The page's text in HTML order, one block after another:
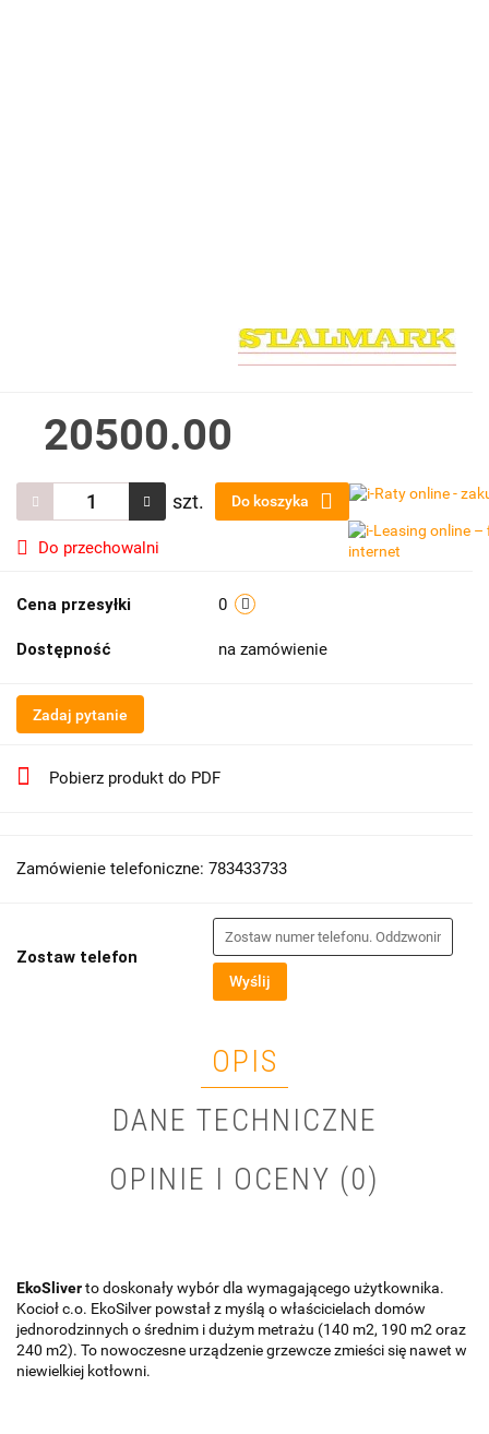
20500.00
szt. Do koszyka
Do przechowalni
Cena przesyłki 0
Dostępność na zamówienie
Zadaj pytanie
Pobierz produkt do PDF
Zamówienie telefoniczne: 783433733
Zostaw telefon
Wyślij
OPIS
DANE TECHNICZNE
OPINIE I OCENY (0)
EkoSliverto doskonały wybór dla wymagającego użytkownika.
Kocioł c.o. EkoSilver powstał z myślą o właścicielach domów
jednorodzinnych o średnim i dużym metrażu (140 m2, 190 m2 oraz
240 m2). To nowoczesne urządzenie grzewcze zmieści się nawet w
niewielkiej kotłowni.